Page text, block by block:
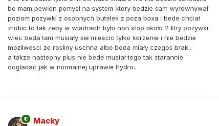
bo mam pewien pomysł na system ktory bedzie sam wyrownywał
poziom pozywki z osobnych butelek z poza boxa i bede chciał
zrobic to tak zeby w wiadrach było non stop około 2 litry pozywki
wiec beda tam musiały sie miescic tylko korzenie i nie bedzie
mozliwosci ze rosliny uschna albo beda miały czegos brak...
a takze nastepny plus nie bede musiał tego tak starannie
dogladac jak w normalnej uprawie hydro..
Macky